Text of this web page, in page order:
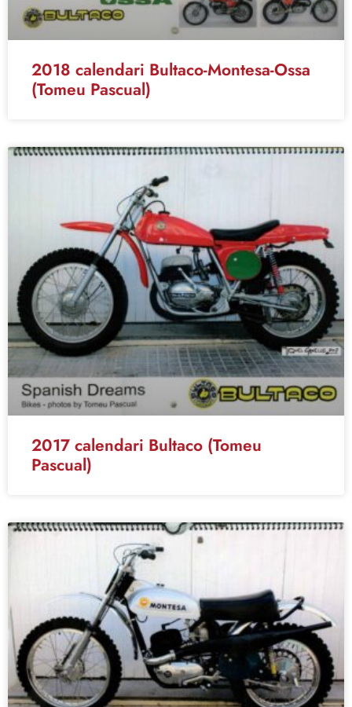
2018 calendari Bultaco-Montesa-Ossa
(Tomeu Pascual)
2017 calendari Bultaco (Tomeu
Pascual)